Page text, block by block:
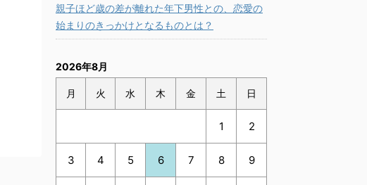
親子ほど歳の差が離れた年下男性との、恋愛の
始まりのきっかけとなるものとは？
2026年8月
月 火 水 木 金 土 日
1 2
3 4 5 6 7 8 9